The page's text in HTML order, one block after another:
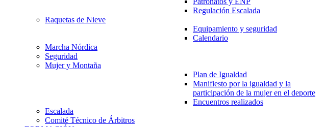
Regulación Escalada
Raquetas de Nieve
Equipamiento y seguridad
Calendario
Marcha Nórdica
Seguridad
Mujer y Montaña
Plan de Igualdad
Manifiesto por la igualdad y la
participación de la mujer en el deporte
Encuentros realizados
Escalada
Comité Técnico de Árbitros